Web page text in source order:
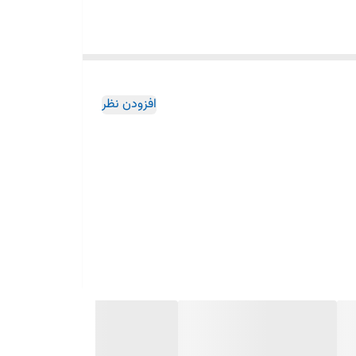
شده، کیفیت پخت و ایمنی اجاق را تضمین می‌کند.
افزودن نظر